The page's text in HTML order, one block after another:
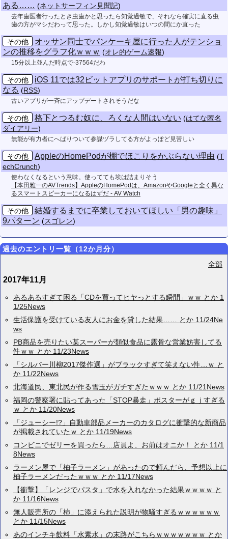
ある…… (ネットサーフィン見聞記)
去年歯医者行ったとき虫歯かと思ったら知覚過敏で、それなら確実に直る虫
歯の方がマシだわって思った。しかし知覚過敏はいつの間にか直った
その他
オッサン同士でパンケーキ屋に行った人がテンショ
ンの推移をグラフ化ｗｗｗ (オレ的ゲーム速報)
15分以上並んだ時点で-37564だわ
その他
iOS 11では32ビットアプリのサポートが打ち切りに
なる (RSS)
古いアプリが一斉にアップデートされそうだな
その他 格下とつるむ奴に、ろくな人間はいない (はてな匿名
ダイアリー)
無能が有力者にへばりついて参謀ヅラしてる方がよっぽど見苦しい
その他 AppleのHomePodが棚でほこりをかぶらない理由 (T
echCrunch)
使わなくなるという意味。使ってても埃は詰まりそう
【本田雅一のAVTrends】AppleのHomePodは、AmazonやGoogleと全く異な
るスマートスピーカーになるはずだ - AV Watch
その他
結婚するまでに卒業しておいてほしい「男の趣味」
9パターン (スゴレン)
過去のエントリ一覧（12か月分）
全部
2017年11月
あるあるすぎて困る「CDを買ってヒヤっとする瞬間」ｗｗ とか 1
1/25News
生活保護を受けている友人にお金を貸した結果…… とか 11/24Ne
ws
PB商品を売りたい某スーパーが類似食品に露骨な営業妨害してる
件ｗｗ とか 11/23News
「シルバー川柳2017傑作選」がブラックすぎて笑えない件…ｗ と
か 11/22News
北海道民、東北民が作る雪玉がガチすぎたｗｗｗ とか 11/21News
福岡の警察署に貼ってあった「STOP暴走」ポスターがｇｊすぎる
ｗ とか 11/20News
「ジューシー!?」自動車部品メーカーのカタログに衝撃的な新商品
が掲載されていたｗ とか 11/19News
コンビニでゼリーを買ったら…店員よ、お前はオニか！ とか 11/1
8News
ラーメン屋で「柚子ラーメン」があったので頼んだら、予想以上に
柚子ラーメンだったｗｗｗ とか 11/17News
【衝撃】「レンジでパスタ」で水を入れなかった結果ｗｗｗｗ と
か 11/16News
無人販売所の「柿」に添えられた説明が物騒すぎるｗｗｗｗｗｗ
とか 11/15News
あのインチキ飲料「水素水」の末路がこちらｗｗｗｗｗｗｗ とか